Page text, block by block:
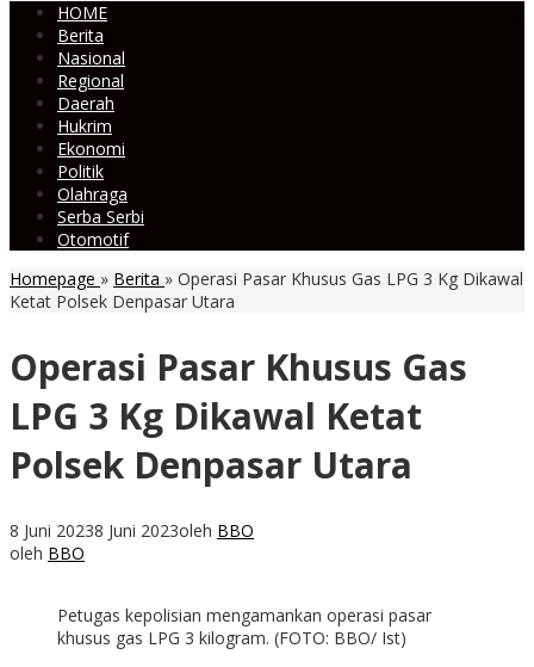
HOME
Berita
Nasional
Regional
Daerah
Hukrim
Ekonomi
Politik
Olahraga
Serba Serbi
Otomotif
Homepage » Berita » Operasi Pasar Khusus Gas LPG 3 Kg Dikawal
Ketat Polsek Denpasar Utara
Operasi Pasar Khusus Gas
LPG 3 Kg Dikawal Ketat
Polsek Denpasar Utara
8 Juni 20238 Juni 2023oleh BBO
oleh BBO
Petugas kepolisian mengamankan operasi pasar
khusus gas LPG 3 kilogram. (FOTO: BBO/ Ist)